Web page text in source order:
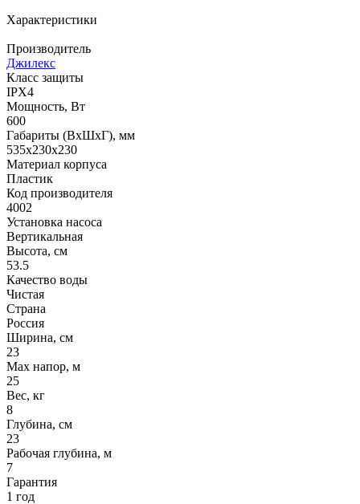
Характеристики
Производитель
Джилекс
Класс защиты
IPX4
Мощность, Вт
600
Габариты (ВхШхГ), мм
535x230x230
Материал корпуса
Пластик
Код производителя
4002
Установка насоса
Вертикальная
Высота, см
53.5
Качество воды
Чистая
Страна
Россия
Ширина, см
23
Max напор, м
25
Вес, кг
8
Глубина, см
23
Рабочая глубина, м
7
Гарантия
1 год